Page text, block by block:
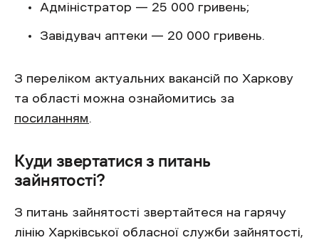
Адміністратор — 25 000 гривень;
Завідувач аптеки — 20 000 гривень.
З переліком актуальних вакансій по Харкову
та області можна ознайомитись за
посиланням.
Куди звертатися з питань
зайнятості?
З питань зайнятості звертайтеся на гарячу
лінію Харківської обласної служби зайнятості,